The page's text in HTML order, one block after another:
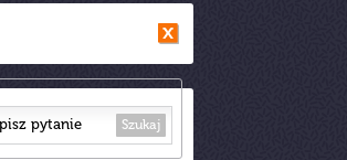
Szukaj